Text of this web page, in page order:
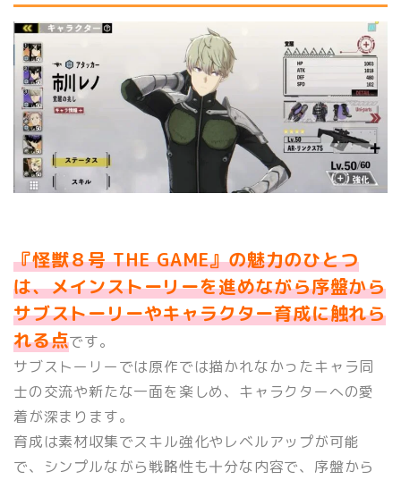
『怪獣８号 THE GAME』の魅力のひとつ
は、メインストーリーを進めながら序盤から
サブストーリーやキャラクター育成に触れら
れる点です。
サブストーリーでは原作では描かれなかったキャラ同
士の交流や新たな一面を楽しめ、キャラクターへの愛
着が深まります。
育成は素材収集でスキル強化やレベルアップが可能
で、シンプルながら戦略性も十分な内容で、 序盤から